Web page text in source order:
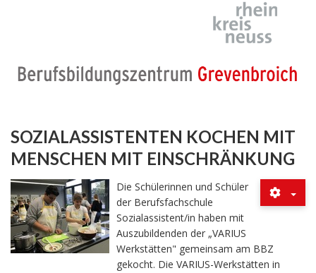
SOZIALASSISTENTEN KOCHEN MIT
MENSCHEN MIT EINSCHRÄNKUNG
Die Schülerinnen und Schüler
der Berufsfachschule
Sozialassistent/in haben mit
Auszubildenden der „VARIUS
Werkstätten" gemeinsam am BBZ
gekocht. Die VARIUS-Werkstätten in